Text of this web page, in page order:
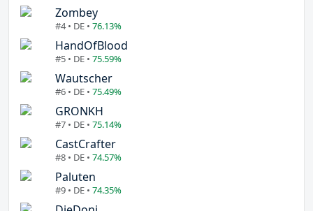
Zombey
#4 • DE • 76.13%
HandOfBlood
#5 • DE • 75.59%
Wautscher
#6 • DE • 75.49%
GRONKH
#7 • DE • 75.14%
CastCrafter
#8 • DE • 74.57%
Paluten
#9 • DE • 74.35%